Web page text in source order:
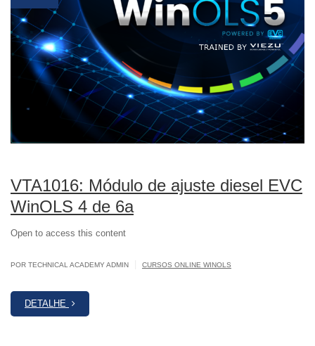
VTA1016: Módulo de ajuste diesel EVC
WinOLS 4 de 6a
Open to access this content
POR TECHNICAL ACADEMY ADMIN CURSOS ONLINE WINOLS
DETALHE